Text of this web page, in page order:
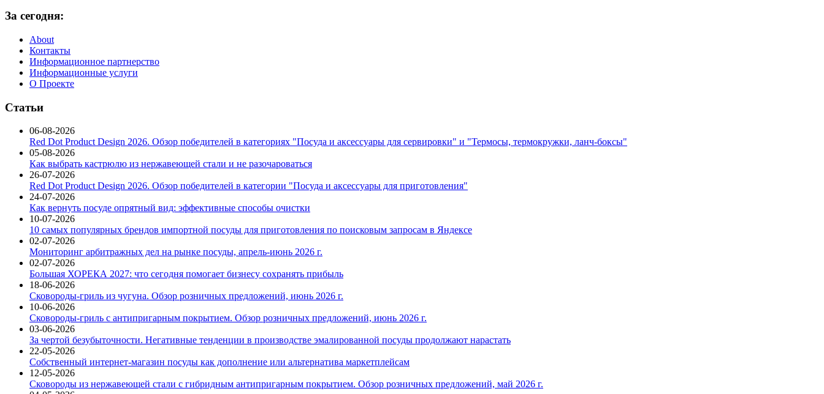
За сегодня:
About
Контакты
Информационное партнерство
Информационные услуги
О Проекте
Статьи
06-08-2026
Red Dot Product Design 2026. Обзор победителей в категориях "Посуда и аксессуары для сервировки" и "Термосы, термокружки, ланч-боксы"
05-08-2026
Как выбрать кастрюлю из нержавеющей стали и не разочароваться
26-07-2026
Red Dot Product Design 2026. Обзор победителей в категории "Посуда и аксессуары для приготовления"
24-07-2026
Как вернуть посуде опрятный вид: эффективные способы очистки
10-07-2026
10 самых популярных брендов импортной посуды для приготовления по поисковым запросам в Яндексе
02-07-2026
Мониторинг арбитражных дел на рынке посуды, апрель-июнь 2026 г.
02-07-2026
Большая ХОРЕКА 2027: что сегодня помогает бизнесу сохранять прибыль
18-06-2026
Сковороды-гриль из чугуна. Обзор розничных предложений, июнь 2026 г.
10-06-2026
Сковороды-гриль с антипригарным покрытием. Обзор розничных предложений, июнь 2026 г.
03-06-2026
За чертой безубыточности. Негативные тенденции в производстве эмалированной посуды продолжают нарастать
22-05-2026
Собственный интернет-магазин посуды как дополнение или альтернатива маркетплейсам
12-05-2026
Сковороды из нержавеющей стали с гибридным антипригарным покрытием. Обзор розничных предложений, май 2026 г.